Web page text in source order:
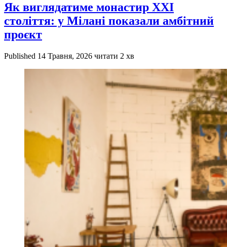
Як виглядатиме монастир XXI
століття: у Мілані показали амбітний
проєкт
Published 14 Травня, 2026 читати 2 хв